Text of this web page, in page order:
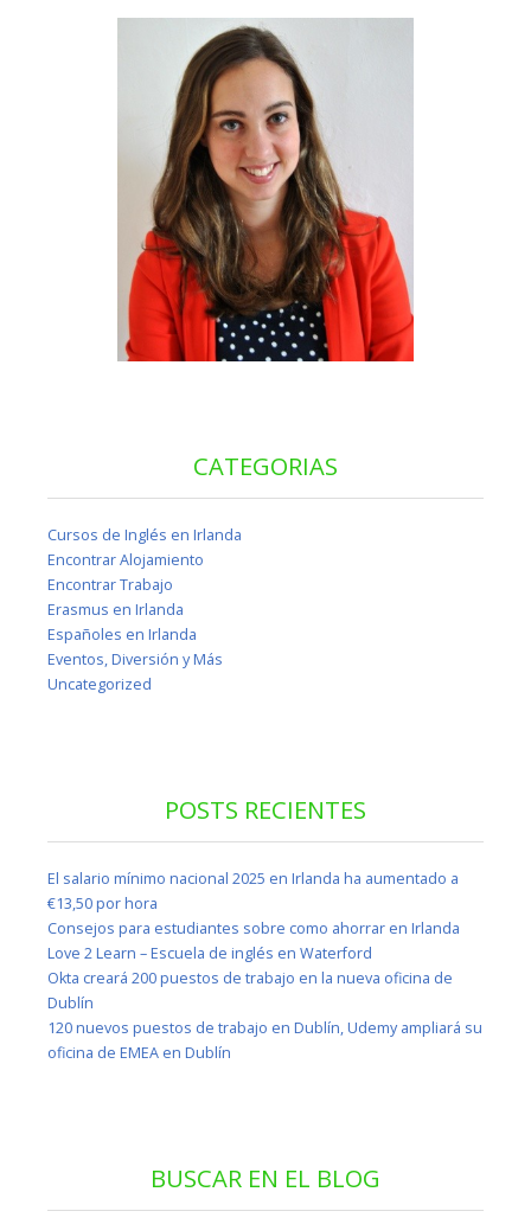
CATEGORIAS
Cursos de Inglés en Irlanda
Encontrar Alojamiento
Encontrar Trabajo
Erasmus en Irlanda
Españoles en Irlanda
Eventos, Diversión y Más
Uncategorized
POSTS RECIENTES
El salario mínimo nacional 2025 en Irlanda ha aumentado a
€13,50 por hora
Consejos para estudiantes sobre como ahorrar en Irlanda
Love 2 Learn – Escuela de inglés en Waterford
Okta creará 200 puestos de trabajo en la nueva oficina de
Dublín
120 nuevos puestos de trabajo en Dublín, Udemy ampliará su
oficina de EMEA en Dublín
BUSCAR EN EL BLOG